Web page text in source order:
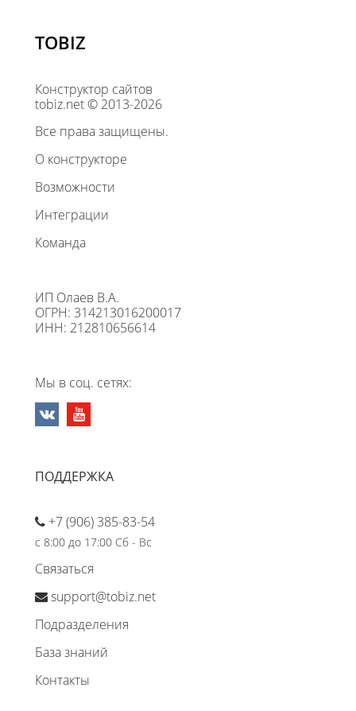
TOBIZ
Конструктор сайтов
tobiz.net © 2013-2026
Все права защищены.
О конструкторе
Возможности
Интеграции
Команда
ИП Олаев В.А.
ОГРН: 314213016200017
ИНН: 212810656614
Мы в соц. сетях:
ПОДДЕРЖКА
+7 (906) 385-83-54
с 8:00 до 17:00 Сб - Вс
Связаться
support@tobiz.net
Подразделения
База знаний
Контакты